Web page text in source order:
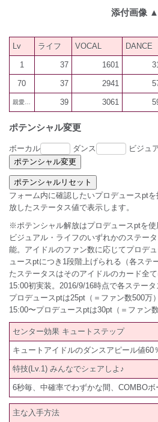
添付画像 ▲
Lv ライフ VOCAL DANCE
1 37 1601
70 37 2941
親愛300 39 3061
ポテンシャル変更
ボーカル ダンス ビジュ
フォーム内に確認したいプロデュースpt
放したステータス値で表示します。
※ポテンシャル解放はプロデュースptを使
ビジュアル・ライフのいずれかのステー
能。アイドルのファン数に応じてプロデ
ュースptにつき1段階上げられる（各ステ
たステータスはそのアイドルのカード全
15:00初実装。2016/9/16時点で各ステータ
プロデュースptは25pt（＝ファン数500万
15:00〜プロデュースptは30pt（＝ファン
センター効果 キュートステップ
キュートアイドルのダンスアピール値60
特技(Lv.1) みんなでシェアしよ♪
6秒毎、中確率でわずかな間、COMBO
主な入手方法